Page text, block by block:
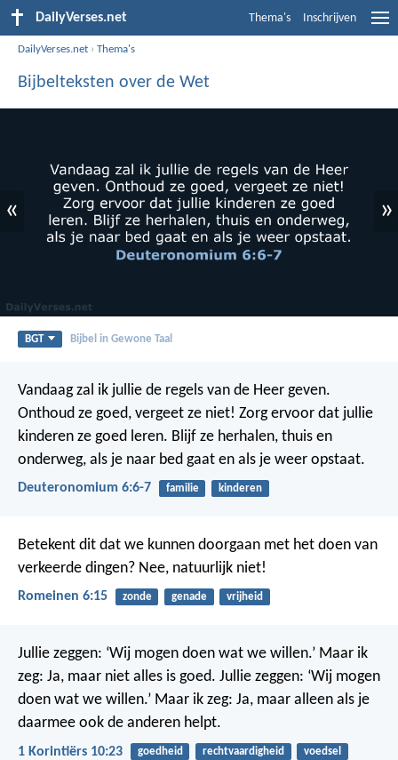
DailyVerses.net Thema's Inschrijven
DailyVerses.net ›Thema's
Bijbelteksten over de Wet
« »
BGT Bijbel in Gewone Taal
Vandaag zal ik jullie de regels van de Heer geven.
Onthoud ze goed, vergeet ze niet! Zorg ervoor dat jullie
kinderen ze goed leren. Blijf ze herhalen, thuis en
onderweg, als je naar bed gaat en als je weer opstaat.
Deuteronomium 6:6-7 familie kinderen
Betekent dit dat we kunnen doorgaan met het doen van
verkeerde dingen? Nee, natuurlijk niet!
Romeinen 6:15 zonde genade vrijheid
Jullie zeggen: ‘Wij mogen doen wat we willen.’ Maar ik
zeg: Ja, maar niet alles is goed. Jullie zeggen: ‘Wij mogen
doen wat we willen.’ Maar ik zeg: Ja, maar alleen als je
daarmee ook de anderen helpt.
1 Korintiërs 10:23 goedheid rechtvaardigheid voedsel